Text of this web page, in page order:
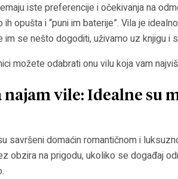
iste preferencije i očekivanja na
opušta i “puni im baterije”. Vila je
se nešto dogoditi, uživamo uz knjigu i
možete odabrati onu vilu koja vam
najam vile: Idealne su
savršeni domaćin romantičnom i
obzira na prigodu, ukoliko se događaj